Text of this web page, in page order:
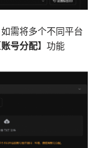
需将多个不同平台
账号分配】功能